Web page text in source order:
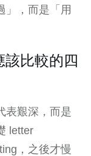
」，而是「用
比較的四
表艱深，而是
letter
，之後才慢